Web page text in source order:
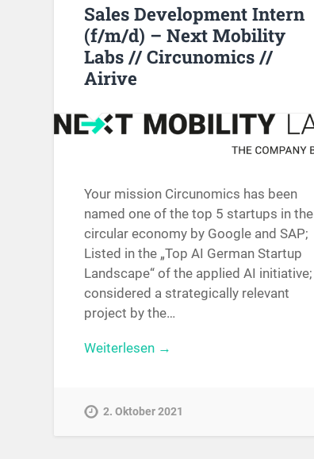
Sales Development Intern
(f/m/d) – Next Mobility
Labs // Circunomics //
Airive
Your mission Circunomics has been
named one of the top 5 startups in the
circular economy by Google and SAP;
Listed in the „Top AI German Startup
Landscape“ of the applied AI initiative;
considered a strategically relevant
project by the…
Weiterlesen →
2. Oktober 2021